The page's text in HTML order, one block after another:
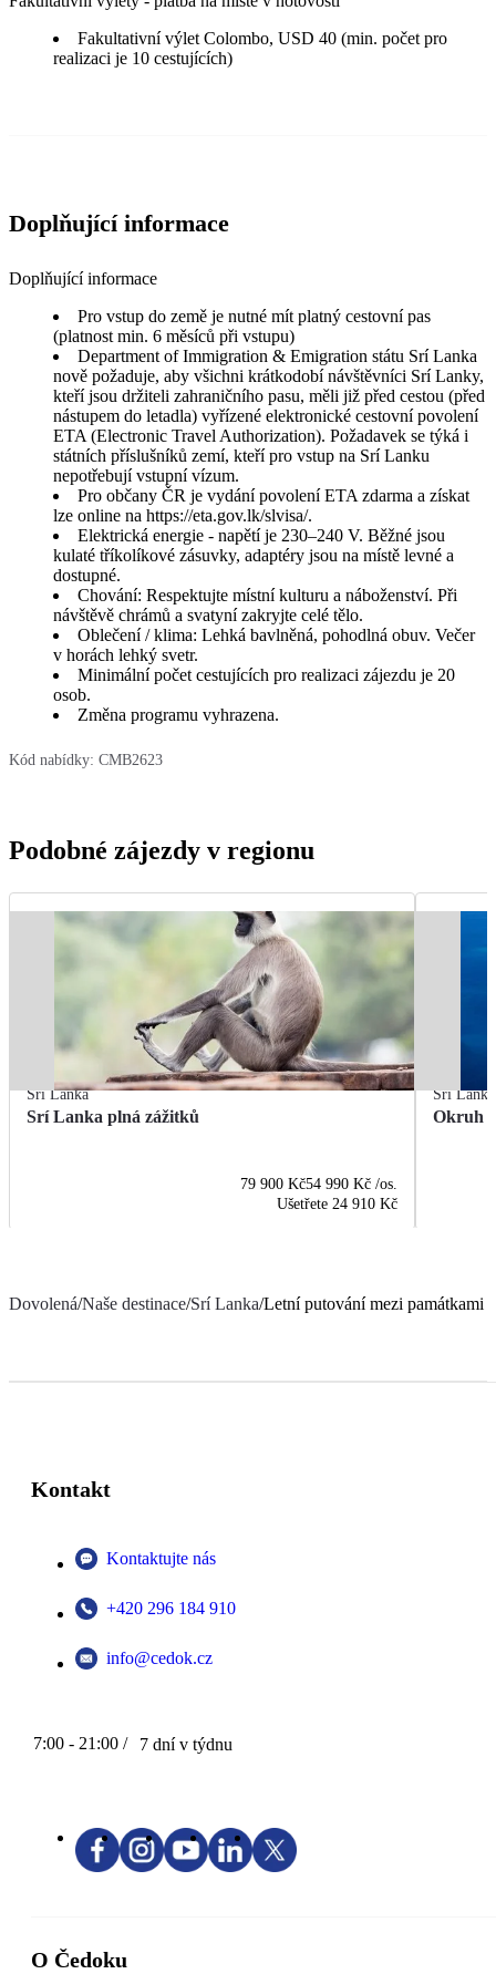
Fakultativní výlet Colombo, USD 40 (min. počet pro
realizaci je 10 cestujících)
Doplňující informace
Doplňující informace
Pro vstup do země je nutné mít platný cestovní pas
(platnost min. 6 měsíců při vstupu)
Department of Immigration & Emigration státu Srí Lanka
nově požaduje, aby všichni krátkodobí návštěvníci Srí Lanky,
kteří jsou držiteli zahraničního pasu, měli již před cestou (před
nástupem do letadla) vyřízené elektronické cestovní povolení
ETA (Electronic Travel Authorization). Požadavek se týká i
státních příslušníků zemí, kteří pro vstup na Srí Lanku
nepotřebují vstupní vízum.
Pro občany ČR je vydání povolení ETA zdarma a získat
lze online na https://eta.gov.lk/slvisa/.
Elektrická energie - napětí je 230–240 V. Běžné jsou
kulaté tříkolíkové zásuvky, adaptéry jsou na místě levné a
dostupné.
Chování: Respektujte místní kulturu a náboženství. Při
návštěvě chrámů a svatyní zakryjte celé tělo.
Oblečení / klima: Lehká bavlněná, pohodlná obuv. Večer
v horách lehký svetr.
Minimální počet cestujících pro realizaci zájezdu je 20
osob.
Změna programu vyhrazena.
Kód nabídky: CMB2623
Podobné zájezdy v regionu
Srí Lanka
Srí Lanka plná zážitků
79 900 Kč54 990 Kč /os.
Ušetřete 24 910 Kč
Srí Lanka
Okruh
Dovolená/Naše destinace/Srí Lanka/Letní putování mezi památkami
Kontakt
Kontaktujte nás
+420 296 184 910
info@cedok.cz
7:00 - 21:00 / 7 dní v týdnu
O Čedoku